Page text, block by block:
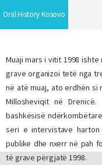
Oral History Kosovo
Muaji mars i vitit 1998
grave organizoi tetë nga
në atë muaj, ato erdhën si
Millosheviqit në
bashkësisë
seri e intervistave
publike dhe nxerr në pah
të grave përgjatë 1998.